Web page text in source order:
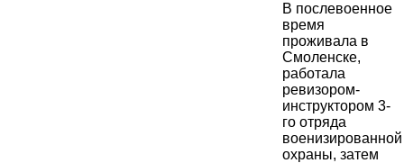
В послевоенное
время
проживала в
Смоленске,
работала
ревизором-
инструктором 3-
го отряда
военизированной
охраны, затем